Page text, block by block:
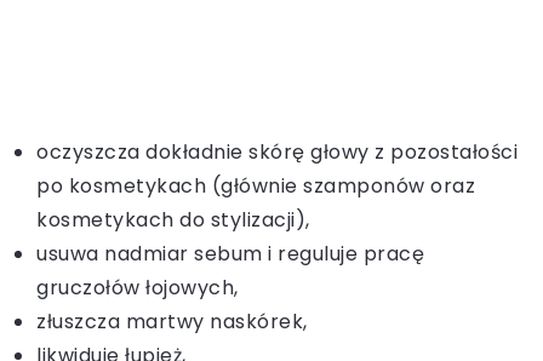
oczyszcza dokładnie skórę głowy z pozostałości
po kosmetykach (głównie szamponów oraz
kosmetykach do stylizacji),
usuwa nadmiar sebum i reguluje pracę
gruczołów łojowych,
złuszcza martwy naskórek,